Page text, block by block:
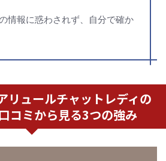
情報に惑わされず、自分で確か
リュールチャットレディの
コミから見る3つの強み